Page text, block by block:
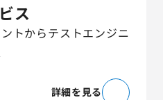
ス
トからテストエンジニ
詳細を見る